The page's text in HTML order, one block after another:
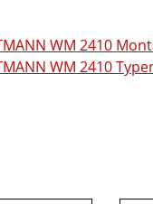
WM 2410
WM 2410